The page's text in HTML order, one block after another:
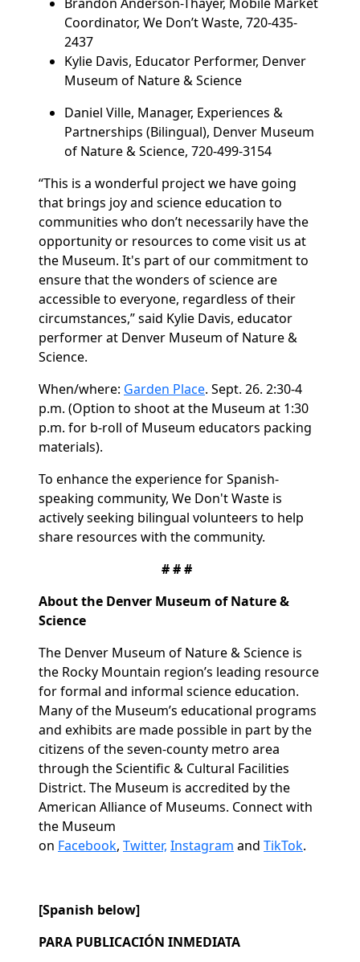
Coordinator, We Don’t Waste, 720-435-
2437
Kylie Davis, Educator Performer, Denver
Museum of Nature & Science
Daniel Ville, Manager, Experiences &
Partnerships (Bilingual), Denver Museum
of Nature & Science, 720-499-3154
“This is a wonderful project we have going
that brings joy and science education to
communities who don’t necessarily have the
opportunity or resources to come visit us at
the Museum. It's part of our commitment to
ensure that the wonders of science are
accessible to everyone, regardless of their
circumstances,” said Kylie Davis, educator
performer at Denver Museum of Nature &
Science.
When/where: Garden Place. Sept. 26. 2:30-4
p.m. (Option to shoot at the Museum at 1:30
p.m. for b-roll of Museum educators packing
materials).
To enhance the experience for Spanish-
speaking community, We Don't Waste is
actively seeking bilingual volunteers to help
share resources with the community.
# # #
About the Denver Museum of Nature &
Science
The Denver Museum of Nature & Science is
the Rocky Mountain region’s leading resource
for formal and informal science education.
Many of the Museum’s educational programs
and exhibits are made possible in part by the
citizens of the seven-county metro area
through the Scientific & Cultural Facilities
District. The Museum is accredited by the
American Alliance of Museums. Connect with
the Museum
on Facebook, Twitter, Instagram and TikTok.
[Spanish below]
PARA PUBLICACIÓN INMEDIATA